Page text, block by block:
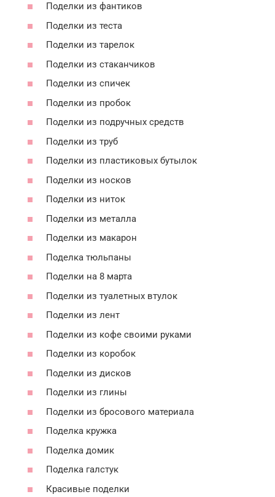
Поделки из фантиков
Поделки из теста
Поделки из тарелок
Поделки из стаканчиков
Поделки из спичек
Поделки из пробок
Поделки из подручных средств
Поделки из труб
Поделки из пластиковых бутылок
Поделки из носков
Поделки из ниток
Поделки из металла
Поделки из макарон
Поделка тюльпаны
Поделки на 8 марта
Поделки из туалетных втулок
Поделки из лент
Поделки из кофе своими руками
Поделки из коробок
Поделки из дисков
Поделки из глины
Поделки из бросового материала
Поделка кружка
Поделка домик
Поделка галстук
Красивые поделки